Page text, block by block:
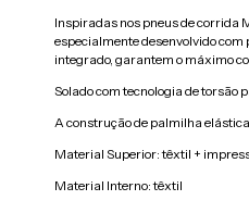
Inspiradas nos pneus de corrida
especialmente desenvolvido
integrado, garantem o máximo
Solado com tecnologia de torsão
A construção de palmilha
Material Superior: têxtil +
Material Interno: têxtil